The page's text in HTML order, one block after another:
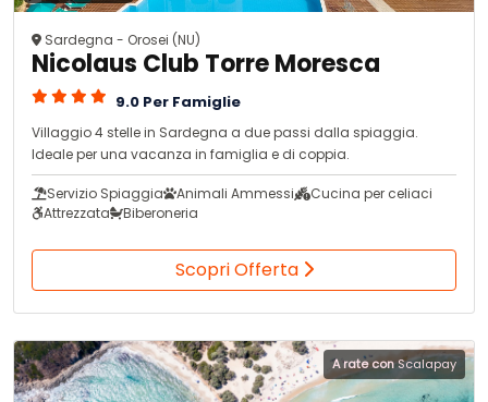
Sardegna - Orosei (NU)
Nicolaus Club Torre Moresca
9.0 Per Famiglie
Villaggio 4 stelle in Sardegna a due passi dalla spiaggia.
Ideale per una vacanza in famiglia e di coppia.
Servizio Spiaggia Animali Ammessi
Cucina per celiaci
Attrezzata
Biberoneria
Scopri Offerta
A rate conScalapay